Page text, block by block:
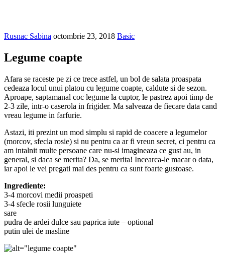
Rusnac Sabina octombrie 23, 2018 Basic
Legume coapte
Afara se raceste pe zi ce trece astfel, un bol de salata proaspata
cedeaza locul unui platou cu legume coapte, caldute si de sezon.
Aproape, saptamanal coc legume la cuptor, le pastrez apoi timp de
2-3 zile, intr-o caserola in frigider. Ma salveaza de fiecare data cand
vreau legume in farfurie.
Astazi, iti prezint un mod simplu si rapid de coacere a legumelor
(morcov, sfecla rosie) si nu pentru ca ar fi vreun secret, ci pentru ca
am intalnit multe persoane care nu-si imagineaza ce gust au, in
general, si daca se merita? Da, se merita! Incearca-le macar o data,
iar apoi le vei pregati mai des pentru ca sunt foarte gustoase.
Ingrediente:
3-4 morcovi medii proaspeti
3-4 sfecle rosii lunguiete
sare
pudra de ardei dulce sau paprica iute – optional
putin ulei de masline